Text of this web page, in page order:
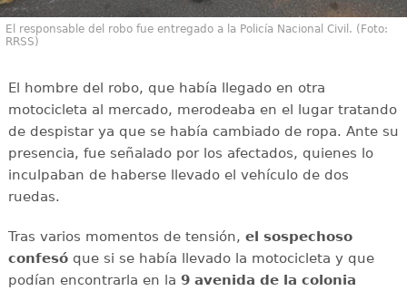
El responsable del robo fue entregado a la Policía Nacional Civil. (Foto:
RRSS)
El hombre del robo, que había llegado en otra
motocicleta al mercado, merodeaba en el lugar tratando
de despistar ya que se había cambiado de ropa. Ante su
presencia, fue señalado por los afectados, quienes lo
inculpaban de haberse llevado el vehículo de dos
ruedas.
Tras varios momentos de tensión, el sospechoso
confesóque si se había llevado la motocicleta y que
podían encontrarla en la 9 avenida de la colonia